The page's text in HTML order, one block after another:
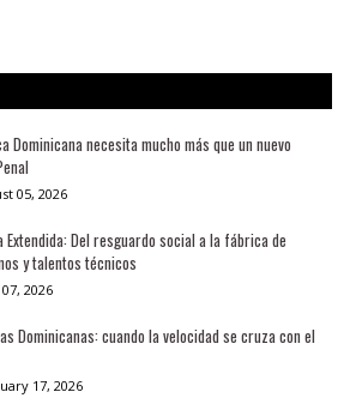
Dominicana necesita mucho más que un nuevo
05, 2026
Extendida: Del resguardo social a la fábrica de
y talentos técnicos
2026
Dominicanas: cuando la velocidad se cruza con el
17, 2026